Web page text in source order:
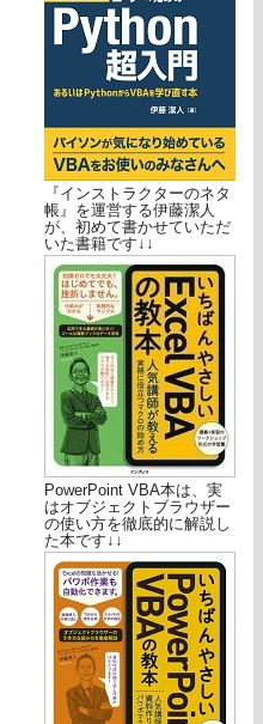
『インストラクターのネタ
帳』を運営する伊藤潔人
が、初めて書かせていただ
いた書籍です↓↓
PowerPoint VBA本は、実
はオブジェクトブラウザー
の使い方を徹底的に解説し
た本です↓↓